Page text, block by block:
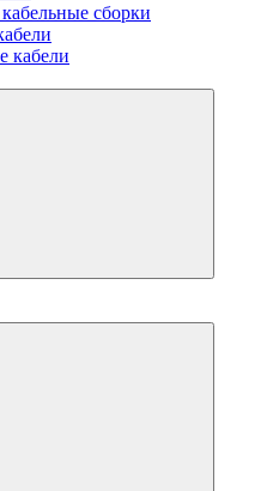
сборки
кабели